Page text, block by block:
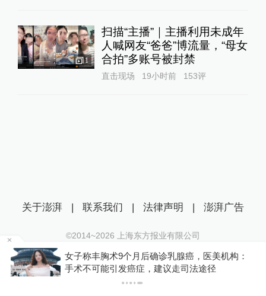
1
扫描“主播”｜主播利用未成年
人喊网友“爸爸”博流量，“母女
合拍”多账号被封禁
直击现场 19小时前 153评
你有权知
称丰胸术9个月后确诊乳腺癌，医美机构：
不可能引发癌症，建议走司法途径
关于澎湃 | 联系我们 | 法律声明 | 澎湃广告
©2014~2026 上海东方报业有限公司
沪ICP证：沪B2-20170116 | 沪ICP备14003370号
互联网新闻信息服务许可证：31120170006
沪公网安备 31010602000299号